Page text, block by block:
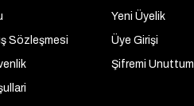
Sözleşmesi
Yeni Üyelik
Üye Girişi
Şifremi Unuttum